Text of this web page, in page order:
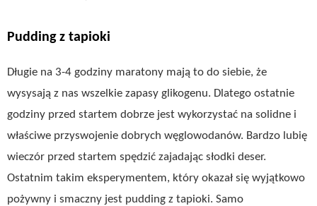
Pudding z tapioki
Długie na 3-4 godziny maratony mają to do siebie, że
wysysają z nas wszelkie zapasy glikogenu. Dlatego ostatnie
godziny przed startem dobrze jest wykorzystać na solidne i
właściwe przyswojenie dobrych węglowodanów. Bardzo lubię
wieczór przed startem spędzić zajadając słodki deser.
Ostatnim takim eksperymentem, który okazał się wyjątkowo
pożywny i smaczny jest pudding z tapioki. Samo